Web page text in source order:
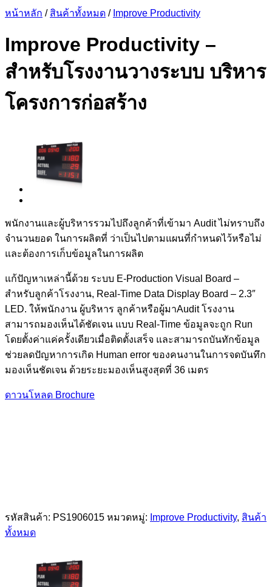
หน้าหลัก / สินค้าทั้งหมด / Improve Productivity
Improve Productivity –
สำหรับโรงงานวางระบบ บริหาร
โครงการก่อสร้าง
พนักงานและผู้บริหารรวมไปถึงลูกค้าที่เข้ามา Audit ไม่ทราบถึง
จำนวนยอด ในการผลิตที่ ว่าเป็นไปตามแผนที่กำหนดไว้หรือไม่
และต้องการเก็บข้อมูลในการผลิต
แก้ปัญหาเหล่านี้ด้วย ระบบ E-Production Visual Board –
สำหรับลูกค้าโรงงาน, Real-Time Data Display Board – 2.3″
LED. ให้พนักงาน ผู้บริหาร ลูกค้าหรือผู้มาAudit โรงงาน
สามารถมองเห็นได้ชัดเจน แบบ Real-Time ข้อมูลจะถูก Run
โดยตั้งค่าแค่ครั้งเดียวเมื่อติดตั้งเสร็จ และสามารถบันทักข้อมูล
ช่วยลดปัญหาการเกิด Human error ของคนงานในการจดบันทึก
มองเห็นชัดเจน ด้วยระยะมองเห็นสูงสุดที่ 36 เมตร
ดาวนโหลด Brochure
รหัสสินค้า: PS1906015 หมวดหมู่: Improve Productivity, สินค้า
ทั้งหมด